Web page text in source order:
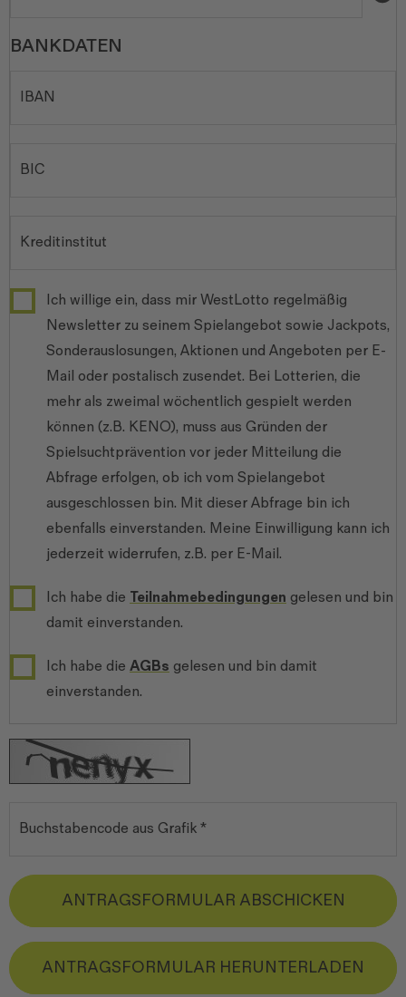
BANKDATEN
Ich willige ein, dass mir WestLotto regelmäßig
Newsletter zu seinem Spielangebot sowie Jackpots,
Sonderauslosungen, Aktionen und Angeboten per E-
Mail oder postalisch zusendet. Bei Lotterien, die
mehr als zweimal wöchentlich gespielt werden
können (z.B. KENO), muss aus Gründen der
Spielsuchtprävention vor jeder Mitteilung die
Abfrage erfolgen, ob ich vom Spielangebot
ausgeschlossen bin. Mit dieser Abfrage bin ich
ebenfalls einverstanden. Meine Einwilligung kann ich
jederzeit widerrufen, z.B. per E-Mail.
Ich habe die Teilnahmebedingungen gelesen und bin
damit einverstanden.
Ich habe die AGBs gelesen und bin damit
einverstanden.
ANTRAGSFORMULAR ABSCHICKEN
ANTRAGSFORMULAR HERUNTERLADEN